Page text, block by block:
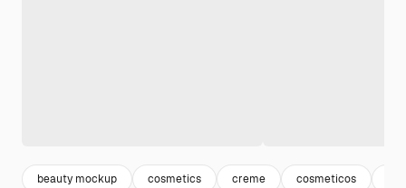
beauty mockup cosmetics creme cosmeticos